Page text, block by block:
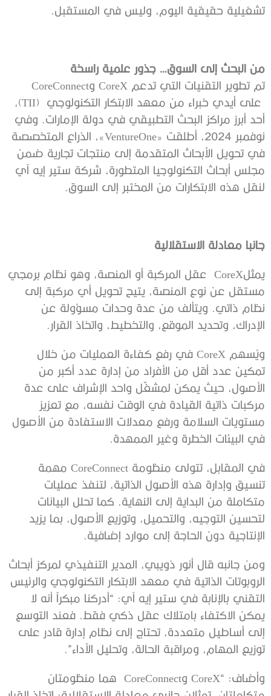
تشغيلية حقيقية اليوم، وليس في المستقبل.
من البحث إلى السوق… جذور علمية راسخة
تم تطوير التقنيات التي تدعم CoreX وCoreConnect
على أيدي خبراء من معهد الابتكار التكنولوجي (TII)،
أحد أبرز مراكز البحث التطبيقي في دولة الإمارات. وفي
نوفمبر 2024، أطلقت «VentureOne»، الذراع المتخصصة
في تحويل الأبحاث المتقدمة إلى منتجات تجارية ضمن
مجلس أبحاث التكنولوجيا المتطورة، شركة ستير إيه آي
لنقل هذه الابتكارات من المختبر إلى السوق.
جانبا معادلة الاستقلالية
يمثلCoreX عقل المركبة أو المنصة، وهو نظام برمجي
مستقل عن نوع المنصة، يتيح تحويل أي مركبة إلى
نظام ذاتي. ويتألف من عدة وحدات مسؤولة عن
الإدراك، وتحديد الموقع، والتخطيط، واتخاذ القرار.
ويُسهم CoreX في رفع كفاءة العمليات من خلال
تمكين عدد أقل من الأفراد من إدارة عدد أكبر من
الأصول، حيث يمكن لمشغّل واحد الإشراف على عدة
مركبات ذاتية القيادة في الوقت نفسه، مع تعزيز
مستويات السلامة ورفع معدلات الاستفادة من الأصول
في البيئات الخطرة وغير الممهدة.
في المقابل، تتولى منظومة CoreConnect مهمة
تنسيق وإدارة هذه الأصول الذاتية، لتنفذ عمليات
متكاملة من البداية إلى النهاية. كما تحلل البيانات
لتحسين التوجيه، والتحميل، وتوزيع الأصول، بما يزيد
الإنتاجية دون الحاجة إلى موارد إضافية.
ومن جانبه قال أنور ذويبي، المدير التنفيذي لمركز أبحاث
الروبوتات الذاتية في معهد الابتكار التكنولوجي والرئيس
التقني بالإنابة في ستير إيه آي: “أدركنا مبكراً أنه لا
يمكن الاكتفاء بامتلاك عقل ذكي فقط. فعند التوسع
إلى أساطيل متعددة، تحتاج إلى نظام إدارة قادر على
توزيع المهام، ومراقبة الحالة، وتحليل الأداء”.
وأضاف: “CoreX وCoreConnect هما منظومتان